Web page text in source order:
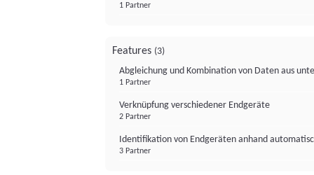
1 Partner
Features (3)
Abgleichung und Kombination von Daten aus
1 Partner
Verknüpfung verschiedener Endgeräte
2 Partner
Identifikation von Endgeräten anhand
3 Partner